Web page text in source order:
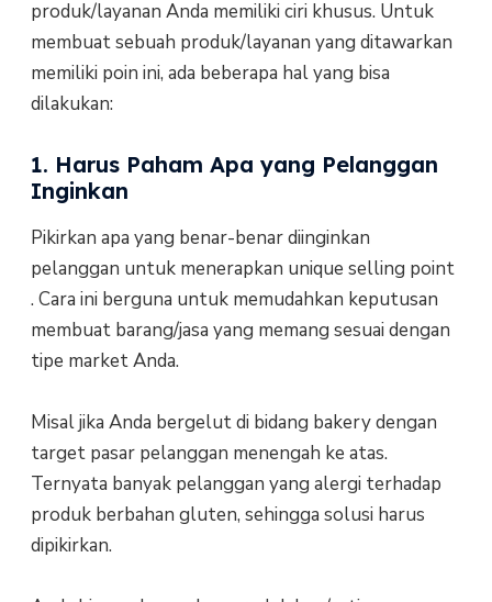
produk/layanan Anda memiliki ciri khusus. Untuk
membuat sebuah produk/layanan yang ditawarkan
memiliki poin ini, ada beberapa hal yang bisa
dilakukan:
1. Harus Paham Apa yang Pelanggan
Inginkan
Pikirkan apa yang benar-benar diinginkan
pelanggan untuk menerapkan unique selling point
. Cara ini berguna untuk memudahkan keputusan
membuat barang/jasa yang memang sesuai dengan
tipe market Anda.
Misal jika Anda bergelut di bidang bakery dengan
target pasar pelanggan menengah ke atas.
Ternyata banyak pelanggan yang alergi terhadap
produk berbahan gluten, sehingga solusi harus
dipikirkan.